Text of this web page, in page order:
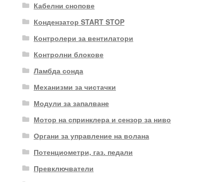
Кабелни снопове
Кондензатор START STOP
Контролери за вентилатори
Контролни блокове
Ламбда сонда
Механизми за чистачки
Модули за запалване
Мотор на спринклера и сензор за ниво
Органи за управление на волана
Потенциометри, газ. педали
Превключватели